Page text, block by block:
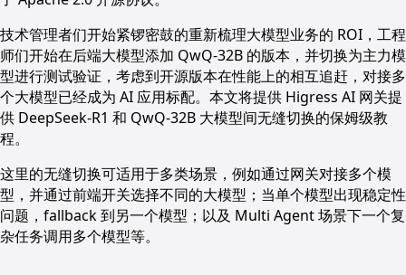
技术管理者们开始紧锣密鼓的重新梳理大模型业务的 ROI，工程
师们开始在后端大模型添加 QwQ-32B 的版本，并切换为主力模
型进行测试验证，考虑到开源版本在性能上的相互追赶，对接多
个大模型已经成为 AI 应用标配。本文将提供 Higress AI 网关提
供 DeepSeek-R1 和 QwQ-32B 大模型间无缝切换的保姆级教
程。
这里的无缝切换可适用于多类场景，例如通过网关对接多个模
型，并通过前端开关选择不同的大模型；当单个模型出现稳定性
问题，fallback 到另一个模型；以及 Multi Agent 场景下一个复
杂任务调用多个模型等。